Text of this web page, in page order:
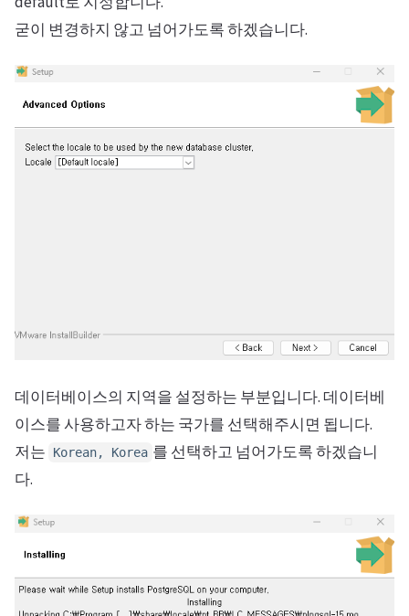
굳이 변경하지 않고 넘어가도록 하겠습니다.
데이터베이스의 지역을 설정하는 부분입니다. 데이터베
이스를 사용하고자 하는 국가를 선택해주시면 됩니다.
저는
Korean, Korea 를 선택하고 넘어가도록 하겠습니
다.